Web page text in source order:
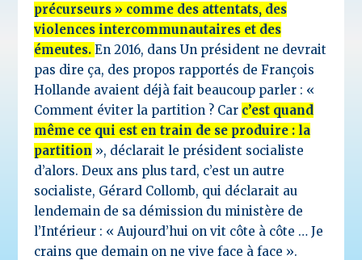
précurseurs » comme des attentats, des
violences intercommunautaires et des
émeutes. En 2016, dans Un président ne devrait
pas dire ça, des propos rapportés de François
Hollande avaient déjà fait beaucoup parler : «
Comment éviter la partition ? Car c’est quand
même ce qui est en train de se produire : la
partition », déclarait le président socialiste
d’alors. Deux ans plus tard, c’est un autre
socialiste, Gérard Collomb, qui déclarait au
lendemain de sa démission du ministère de
l’Intérieur : « Aujourd’hui on vit côte à côte … Je
crains que demain on ne vive face à face ».